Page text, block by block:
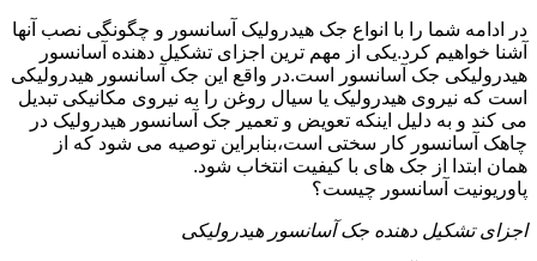
در ادامه شما را با انواع جک هیدرولیک آسانسور و چگونگی نصب آنها
آشنا خواهیم کرد.یکی از مهم ترین اجزای تشکیل دهنده آسانسور
هیدرولیکی جک آسانسور است.در واقع این جک آسانسور هیدرولیکی
است که نیروی هیدرولیک یا سیال روغن را به نیروی مکانیکی تبدیل
می کند و به دلیل اینکه تعویض و تعمیر جک آسانسور هیدرولیک در
چاهک آسانسور کار سختی است،بنابراین توصیه می شود که از
همان ابتدا از جک های با کیفیت انتخاب شود.
پاوریونیت آسانسور چیست؟
اجزای تشکیل دهنده جک آسانسور هیدرولیکی